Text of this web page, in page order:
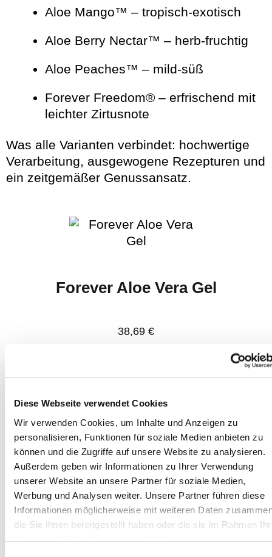
Diese Webseite verwendet Cookies
Wir verwenden Cookies, um Inhalte und Anzeigen zu
personalisieren, Funktionen für soziale Medien anbieten zu
können und die Zugriffe auf unsere Website zu analysieren.
Außerdem geben wir Informationen zu Ihrer Verwendung
unserer Website an unsere Partner für soziale Medien,
Werbung und Analysen weiter. Unsere Partner führen diese
Informationen möglicherweise mit weiteren Daten
die Sie ihnen bereitgestellt haben oder die sie im Rahmen
Aloe Mango™ – tropisch-exotisch
Aloe Berry Nectar™ – herb-fruchtig
Aloe Peaches™ – mild-süß
Forever Freedom® – erfrischend mit
leichter Zirtusnote
Was alle Varianten verbindet: hochwertige
Verarbeitung, ausgewogene Rezepturen und
ein zeitgemäßer Genussansatz.
Forever Aloe Vera Gel
38,69 €
Forever Aloe Mango
38,69 €